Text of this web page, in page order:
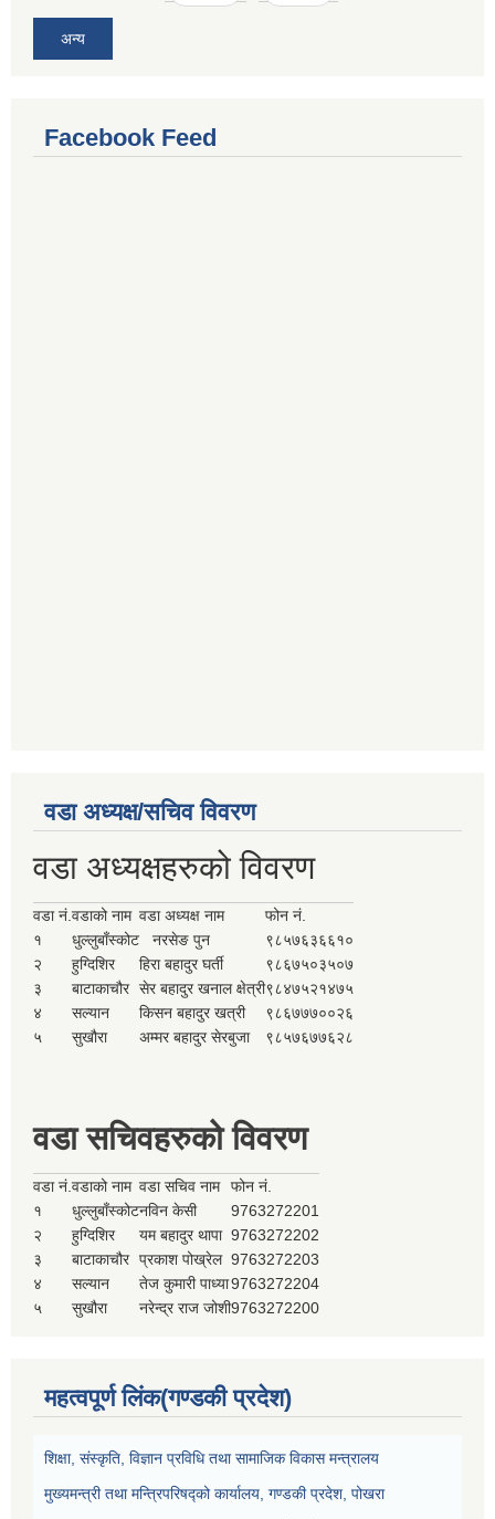
अन्य
Facebook Feed
वडा अध्यक्ष/सचिव विवरण
वडा अध्यक्षहरुको विवरण
वडा नं.वडाको नाम वडा अध्यक्ष नाम
फोन नं.
१
धुल्लुबाँस्कोट नरसेङ पुन
९८५७६३६६१०
२
हुग्दिशिर हिरा बहादुर घर्ती
९८६७५०३५०७
३
बाटाकाचौर सेर बहादुर खनाल क्षेत्री९८४७५२१४७५
४
सल्यान किसन बहादुर खत्री
९८६७७७००२६
५
सुखौरा अम्मर बहादुर सेरबुजा ९८५७६७७६२८
वडा सचिवहरुको विवरण
वडा नं.वडाको नाम वडा सचिव नाम
फोन नं.
१
धुल्लुबाँस्कोटनविन केसी
9763272201
२
हुग्दिशिर यम बहादुर थापा 9763272202
३
बाटाकाचौर प्रकाश पोख्रेल 9763272203
४
सल्यान तेज कुमारी पाध्या9763272204
५
सुखौरा नरेन्द्र राज जोशी9763272200
महत्वपूर्ण लिंक(गण्डकी प्रदेश)
शिक्षा, संस्कृति, विज्ञान प्रविधि तथा सामाजिक विकास मन्त्रालय
मुख्यमन्त्री तथा मन्त्रिपरिषद्को कार्यालय, गण्डकी प्रदेश, पोखरा